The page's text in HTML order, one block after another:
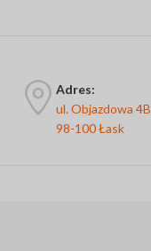
Adres:
ul. Objazdowa 4B
98-100 Łask